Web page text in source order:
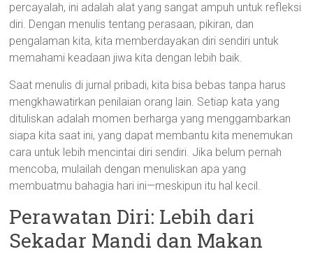
percayalah, ini adalah alat yang sangat ampuh untuk refleksi
diri. Dengan menulis tentang perasaan, pikiran, dan
pengalaman kita, kita memberdayakan diri sendiri untuk
memahami keadaan jiwa kita dengan lebih baik.
Saat menulis di jurnal pribadi, kita bisa bebas tanpa harus
mengkhawatirkan penilaian orang lain. Setiap kata yang
dituliskan adalah momen berharga yang menggambarkan
siapa kita saat ini, yang dapat membantu kita menemukan
cara untuk lebih mencintai diri sendiri. Jika belum pernah
mencoba, mulailah dengan menuliskan apa yang
membuatmu bahagia hari ini—meskipun itu hal kecil.
Perawatan Diri: Lebih dari
Sekadar Mandi dan Makan